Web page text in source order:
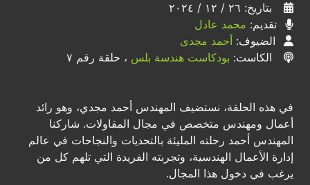
بتاريخ: ٢٦ / ١٢ / ٢٠٢٤
تقديم: محمد عادل
الضيوف: أحمد مجدى
الكاست: بودكاست هندسة بلس ، حلقة رقم ٧
في هذه الحلقة، نستضيف المهندس أحمد مجدي، وهو رائد
أعمال ومهندس متخصص في مجال المقاولات. شاركنا
المهندس أحمد رحلته المليئة بالتحديات والنجاحات في عالم
إدارة الأعمال الهندسية، وتجربته الفريدة التي تلهم كل من
يرغب في دخول هذا المجال.